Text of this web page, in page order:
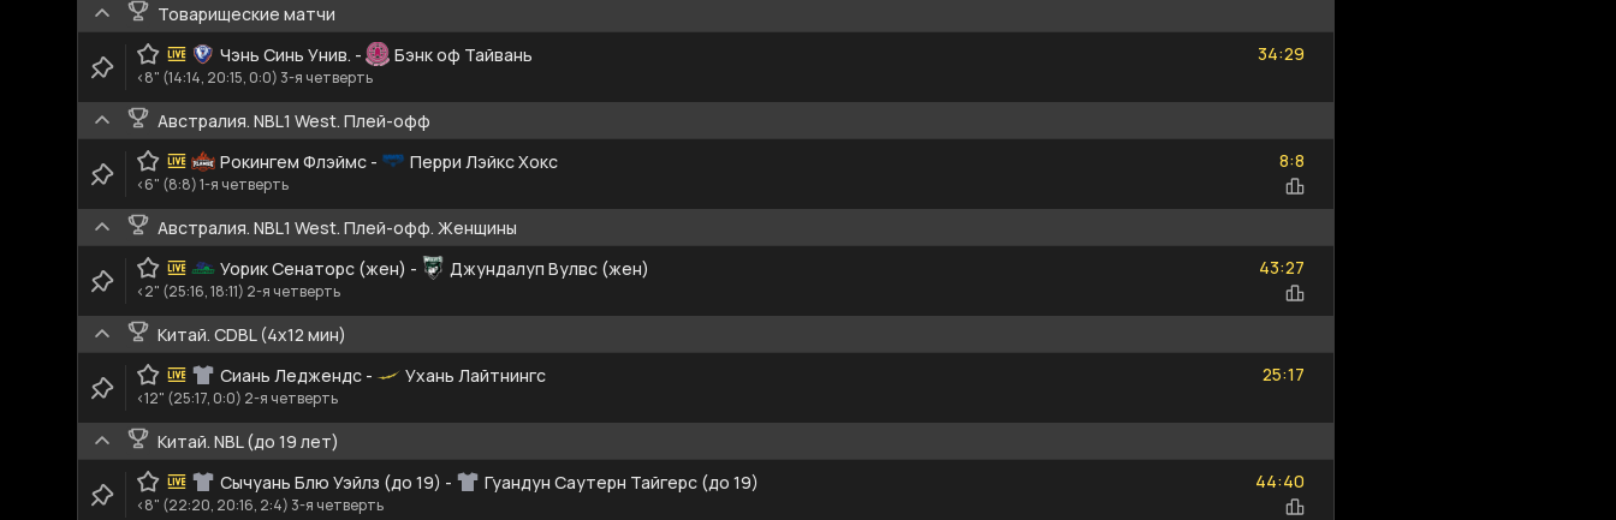
Товарищеские матчи
Чэнь Синь Унив. - Бэнк оф Тайвань
34
34:
29
29
<8" (14:14, 20:15, 0:0) 3-я четверть
Австралия. NBL1 West. Плей-офф
Рокингем Флэймс - Перри Лэйкс Хокс
8
8:
8
8
<6" (8:8) 1-я четверть
Австралия. NBL1 West. Плей-офф. Женщины
Уорик Сенаторс (жен) - Джундалуп Вулвс (жен)
43
43:
27
27
<2" (25:16, 18:11) 2-я четверть
Китай. CDBL (4x12 мин)
Сиань Леджендс - Ухань Лайтнингc
25
25:
17
17
<12" (25:17, 0:0) 2-я четверть
Китай. NBL (до 19 лет)
Сычуань Блю Уэйлз (до 19) - Гуандун Саутерн Тайгерс (до 19)
44
44:
40
40
<8" (22:20, 20:16, 2:4) 3-я четверть